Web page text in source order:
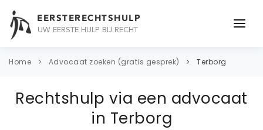
EERSTERECHTSHULP
UW EERSTE HULP BIJ RECHT
ONDERWERPEN
Home Advocaat zoeken (gratis gesprek) Terborg
Rechtshulp via een advocaat
in Terborg